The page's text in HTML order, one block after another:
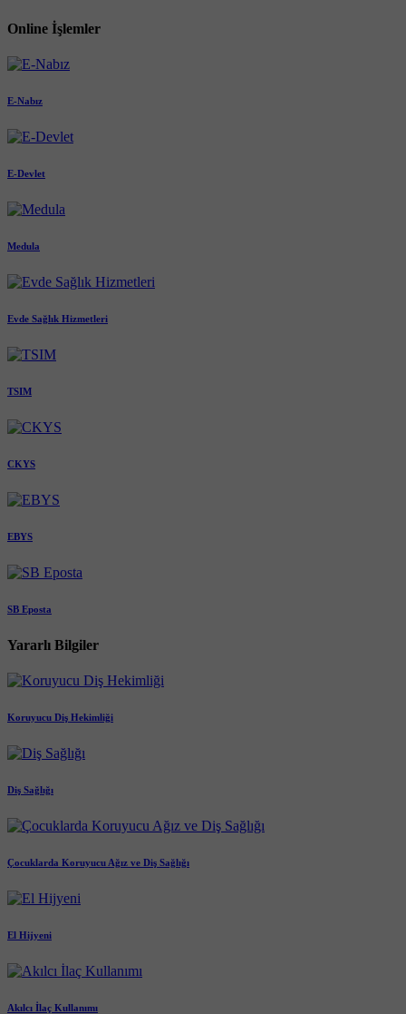
Online İşlemler
E-Nabız
E-Devlet
Medula
Evde Sağlık Hizmetleri
TSIM
CKYS
EBYS
SB Eposta
Yararlı Bilgiler
Koruyucu Diş Hekimliği
Diş Sağlığı
Çocuklarda Koruyucu Ağız ve Diş Sağlığı
El Hijyeni
Akılcı İlaç Kullanımı